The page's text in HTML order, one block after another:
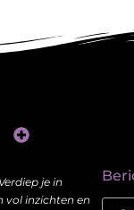
je in
vol inzichten en